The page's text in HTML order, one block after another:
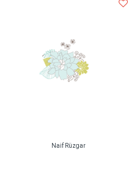
Naif Rüzgar